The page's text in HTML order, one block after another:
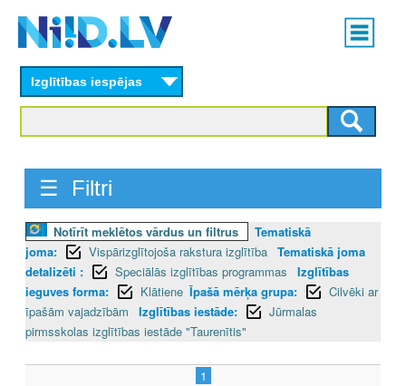
content
Main
menu
Izglītības iespējas
☰ Filtri
Notīrīt meklētos vārdus un filtrus
Tematiskā
joma:
Vispārizglītojoša rakstura izglītība Tematiskā joma
detalizēti :
Speciālās izglītības programmas
Izglītības
ieguves forma:
Klātiene Īpašā mērķa grupa:
Cilvēki ar
īpašām vajadzībām
Izglītības iestāde:
Jūrmalas
pirmsskolas izglītības iestāde "Taurenītis"
1